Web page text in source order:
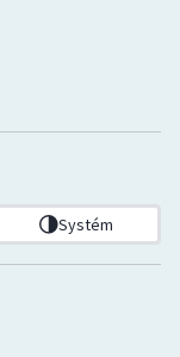
Systém